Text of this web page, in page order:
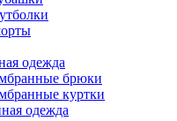
одежда
брюки
куртки
одежда